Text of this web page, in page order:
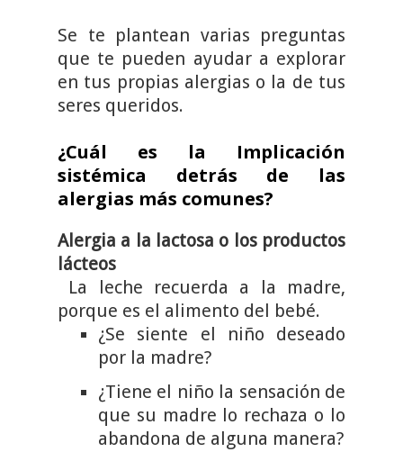
Se te plantean varias preguntas
que te pueden ayudar a explorar
en tus propias alergias o la de tus
seres queridos.
¿Cuál es la Implicación
sistémica detrás de las
alergias más comunes?
Alergia a la lactosa o los productos
lácteos
La leche recuerda a la madre,
porque es el alimento del bebé.
¿Se siente el niño deseado
por la madre?
¿Tiene el niño la sensación de
que su madre lo rechaza o lo
abandona de alguna manera?